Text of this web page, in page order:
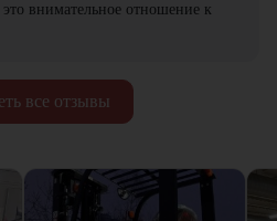
все отзывы
внимательное отношение к